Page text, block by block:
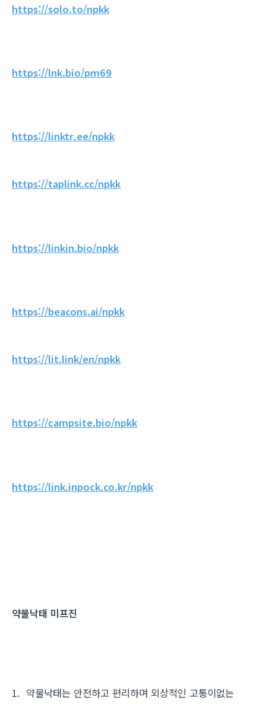
https://solo.to/npkk
https://lnk.bio/pm69
https://linktr.ee/npkk
https://taplink.cc/npkk
https://linkin.bio/npkk
https://beacons.ai/npkk
https://lit.link/en/npkk
https://campsite.bio/npkk
https://link.inpock.co.kr/npkk
약물낙태 미프진
1. 약물낙태는 안전하고 편리하며 외상적인 고통이없는